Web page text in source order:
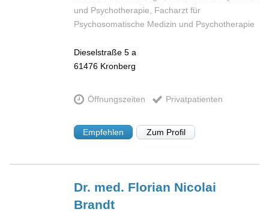
und Psychotherapie, Facharzt für
Psychosomatische Medizin und Psychotherapie
Dieselstraße 5 a
61476 Kronberg
Öffnungszeiten Privatpatienten
Empfehlen Zum Profil
Dr. med. Florian Nicolai
Brandt